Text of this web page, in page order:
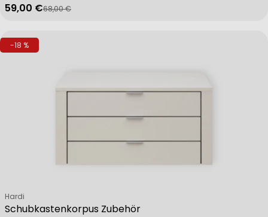
Verkaufspreis
59,00 €
Regulärer Preis
68,00 €
-18 %
Schubkastenkorpus Zubehör
Verkäufer:
Hardi